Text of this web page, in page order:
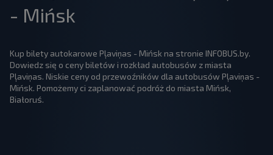
- Mińsk
Kup bilety autokarowe Pļaviņas - Mińsk na stronie INFOBUS.by.
Dowiedz się o ceny biletów i rozkład autobusów z miasta
Pļaviņas. Niskie ceny od przewoźników dla autobusów Pļaviņas -
Mińsk. Pomożemy ci zaplanować podróż do miasta Mińsk,
Białoruś.